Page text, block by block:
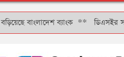
ব্যাংক**ডিএসইর সাবেক